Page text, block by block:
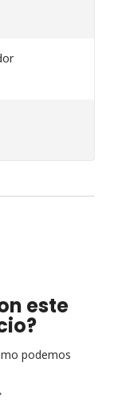
este
podemos